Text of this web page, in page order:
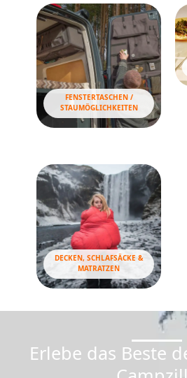
FENSTERTASCHEN /
STAUMÖGLICHKEITEN
DECKEN, SCHLAFSÄCKE &
MATRATZEN
Erlebe das Beste